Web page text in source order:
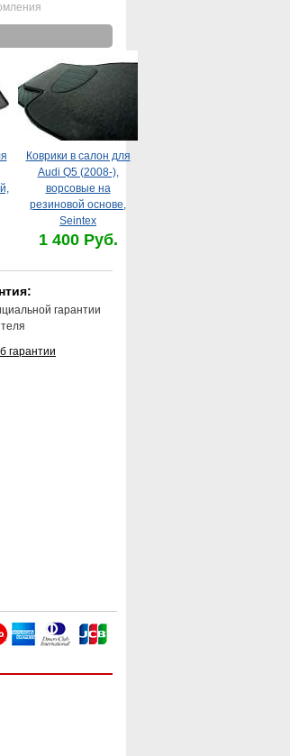
Коврики в салон для
Audi Q5 (2008-),
ворсовые на
резиновой основе,
Seintex
1 400 Руб.
гарантии
гарантии